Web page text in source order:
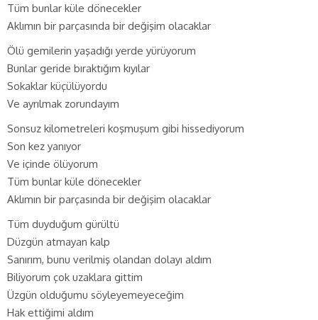
Tüm bunlar küle dönecekler
Aklımın bir parçasında bir değişim olacaklar
Ölü gemilerin yaşadığı yerde yürüyorum
Bunlar geride bıraktığım kıyılar
Sokaklar küçülüyordu
Ve ayrılmak zorundayım
Sonsuz kilometreleri koşmuşum gibi hissediyorum
Son kez yanıyor
Ve içinde ölüyorum
Tüm bunlar küle dönecekler
Aklımın bir parçasında bir değişim olacaklar
Tüm duyduğum gürültü
Düzgün atmayan kalp
Sanırım, bunu verilmiş olandan dolayı aldım
Biliyorum çok uzaklara gittim
Üzgün olduğumu söyleyemeyeceğim
Hak ettiğimi aldım